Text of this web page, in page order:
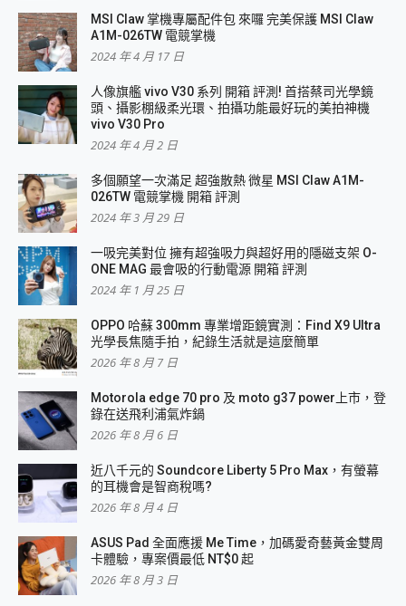
MSI Claw 掌機專屬配件包 來囉 完美保護 MSI Claw
A1M-026TW 電競掌機
2024 年 4 月 17 日
人像旗艦 vivo V30 系列 開箱 評測! 首搭蔡司光學鏡
頭、攝影棚級柔光環、拍攝功能最好玩的美拍神機
vivo V30 Pro
2024 年 4 月 2 日
多個願望一次滿足 超強散熱 微星 MSI Claw A1M-
026TW 電競掌機 開箱 評測
2024 年 3 月 29 日
一吸完美對位 擁有超強吸力與超好用的隱磁支架 O-
ONE MAG 最會吸的行動電源 開箱 評測
2024 年 1 月 25 日
OPPO 哈蘇 300mm 專業增距鏡實測：Find X9 Ultra
光學長焦隨手拍，紀錄生活就是這麼簡單
2026 年 8 月 7 日
Motorola edge 70 pro 及 moto g37 power上市，登
錄在送飛利浦氣炸鍋
2026 年 8 月 6 日
近八千元的 Soundcore Liberty 5 Pro Max，有螢幕
的耳機會是智商稅嗎?
2026 年 8 月 4 日
ASUS Pad 全面應援 Me Time，加碼愛奇藝黃金雙周
卡體驗，專案價最低 NT$0 起
2026 年 8 月 3 日